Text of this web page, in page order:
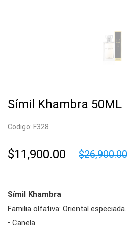
Símil Khambra 50ML
Codigo: F328
$11,900.00 $26,900.00
Símil Khambra
Familia olfativa: Oriental especiada.
• Canela.